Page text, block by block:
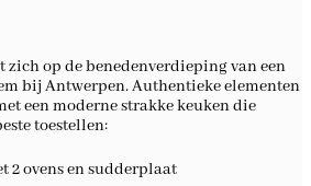
op de benedenverdieping van een
bij Antwerpen. Authentieke elementen
een moderne strakke keuken die
toestellen:
2 ovens en sudderplaat